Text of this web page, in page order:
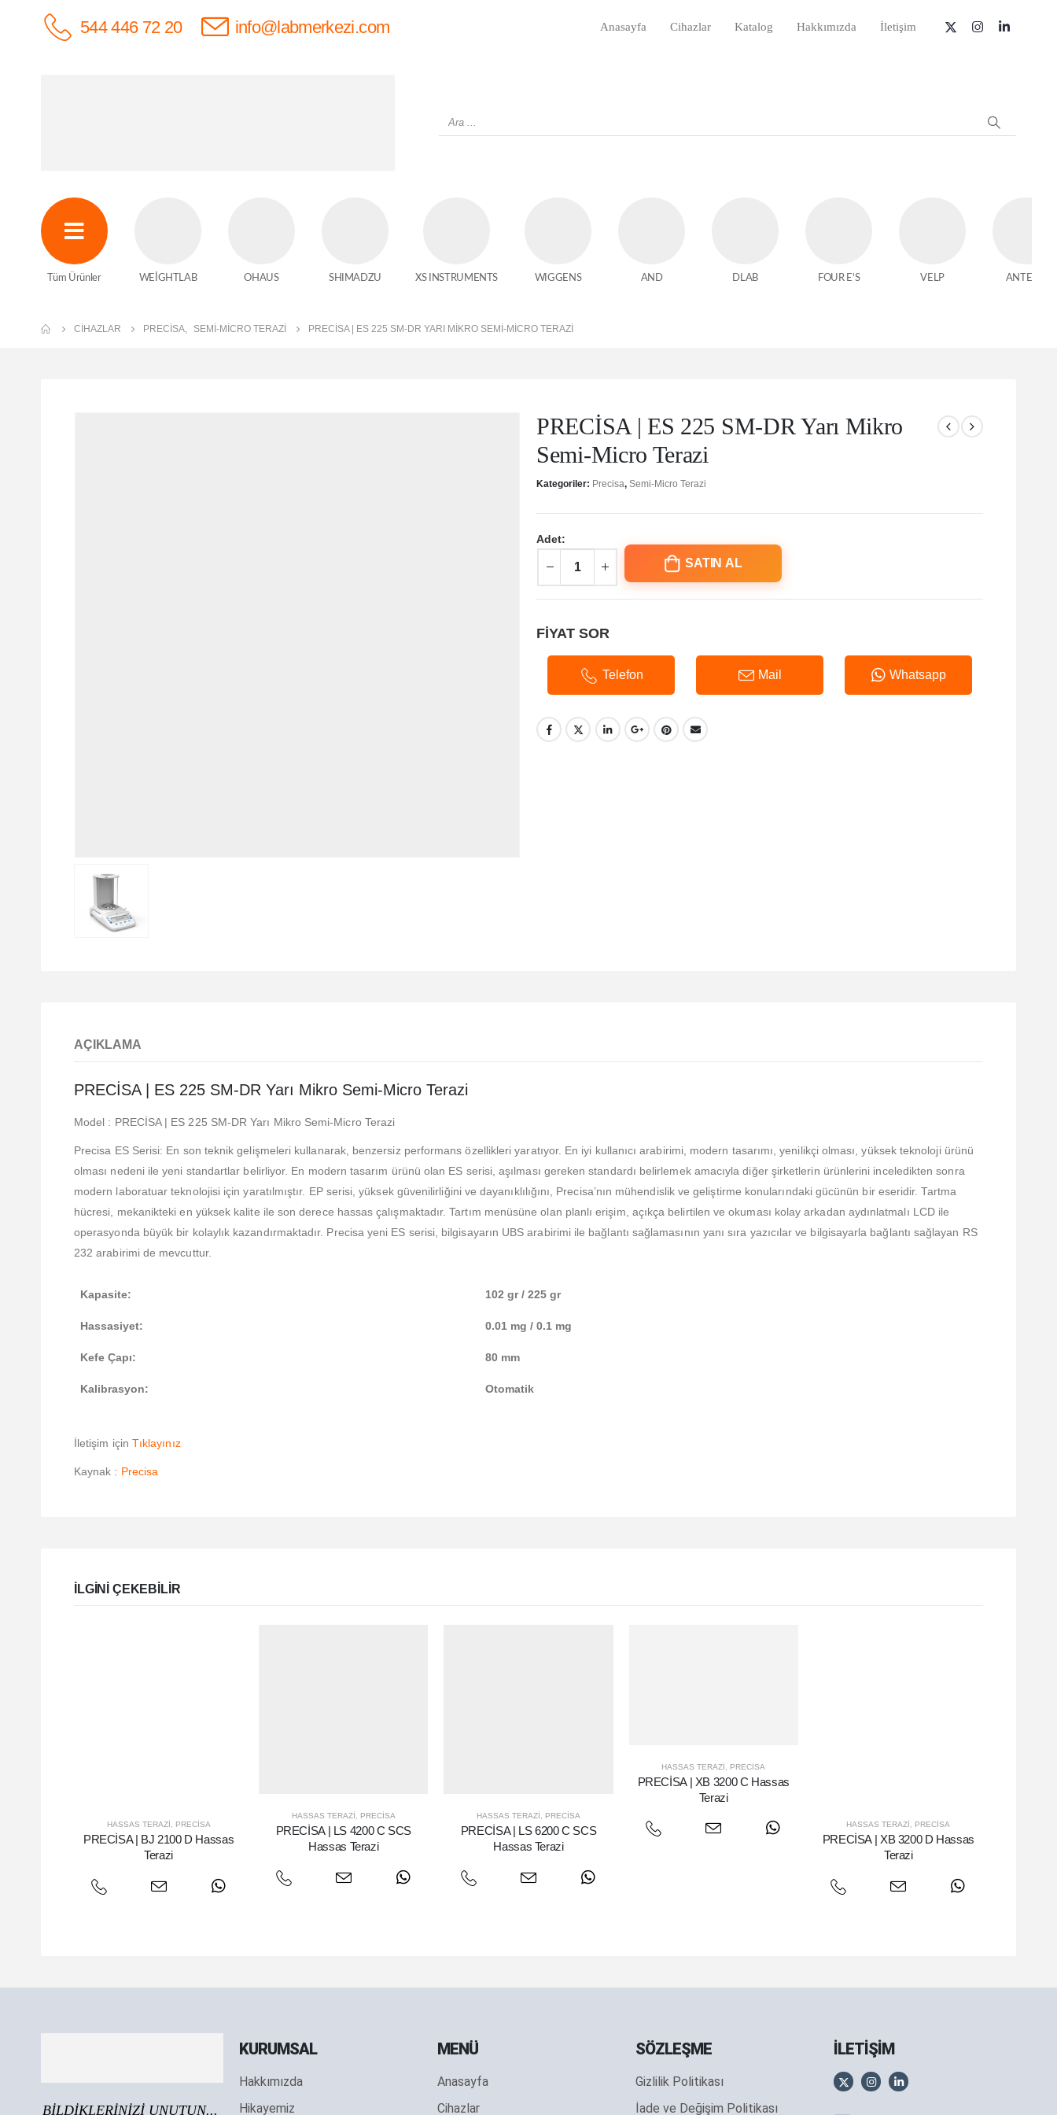
info@labmerkezi.com
544 446 72 20 Anasayfa Cihazlar Katalog Hakkımızda İletişim
Tüm Ürünler WEİGHTLAB OHAUS SHIMADZU XS INSTRUMENTS WIGGENS AND DLAB FOUR E'S VELP ANTECH
CIHAZLAR PRECISA SEMI-MICRO TERAZI PRECİSA | ES 225 SM-DR YARI MIKRO SEMI-MICRO TERAZI
PRECİSA | ES 225 SM-DR Yarı Mikro
Semi-Micro Terazi
Kategoriler: Precisa, Semi-Micro Terazi
Adet:
SATIN AL
FİYAT SOR
Telefon Mail Whatsapp
AÇIKLAMA
PRECİSA | ES 225 SM-DR Yarı Mikro Semi-Micro Terazi
Model : PRECİSA | ES 225 SM-DR Yarı Mikro Semi-Micro Terazi
Precisa ES Serisi: En son teknik gelişmeleri kullanarak, benzersiz performans özellikleri yaratıyor. En iyi kullanıcı arabirimi, modern tasarımı, yenilikçi olması, yüksek teknoloji ürünü
olması nedeni ile yeni standartlar belirliyor. En modern tasarım ürünü olan ES serisi, aşılması gereken standardı belirlemek amacıyla diğer şirketlerin ürünlerini inceledikten sonra
modern laboratuar teknolojisi için yaratılmıştır. EP serisi, yüksek güvenilirliğini ve dayanıklılığını, Precisa’nın mühendislik ve geliştirme konularındaki gücünün bir eseridir. Tartma
hücresi, mekanikteki en yüksek kalite ile son derece hassas çalışmaktadır. Tartım menüsüne olan planlı erişim, açıkça belirtilen ve okuması kolay arkadan aydınlatmalı LCD ile
operasyonda büyük bir kolaylık kazandırmaktadır. Precisa yeni ES serisi, bilgisayarın UBS arabirimi ile bağlantı sağlamasının yanı sıra yazıcılar ve bilgisayarla bağlantı sağlayan RS
232 arabirimi de mevcuttur.
Kapasite: 102 gr / 225 gr
Hassasiyet: 0.01 mg / 0.1 mg
Kefe Çapı: 80 mm
Kalibrasyon: Otomatik
İletişim için Tıklayınız
Kaynak : Precisa
ILGINI ÇEKEBILIR
HASSAS TERAZI PRECISA
PRECİSA | BJ 2100 D Hassas
Terazi
HASSAS TERAZI, PRECISA
PRECİSA | LS 4200 C SCS
Hassas Terazi
HASSAS TERAZI, PRECISA
PRECİSA | LS 6200 C SCS
Hassas Terazi
HASSAS TERAZI PRECISA
PRECİSA | XB 3200 C Hassas
Terazi
HASSAS TERAZI PRECISA
PRECİSA | XB 3200 D Hassas
Terazi
BİLDİKLERİNİZİ UNUTUN...
KURUMSAL
Hakkımızda
Hikayemiz
MENÜ
Anasayfa
Cihazlar
SÖZLEŞME
Gizlilik Politikası
İade ve Değişim Politikası
İLETİŞİM